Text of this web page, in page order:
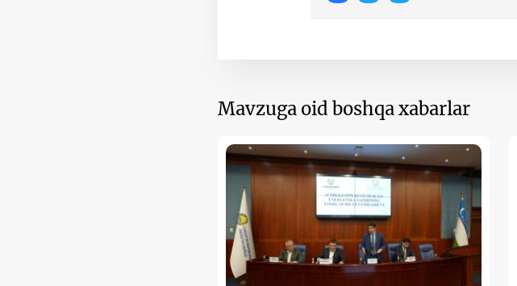
Mavzuga oid boshqa xabarlar